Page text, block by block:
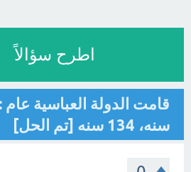
اطرح سؤالاً
سنه، 134 سنه [تم الحل]